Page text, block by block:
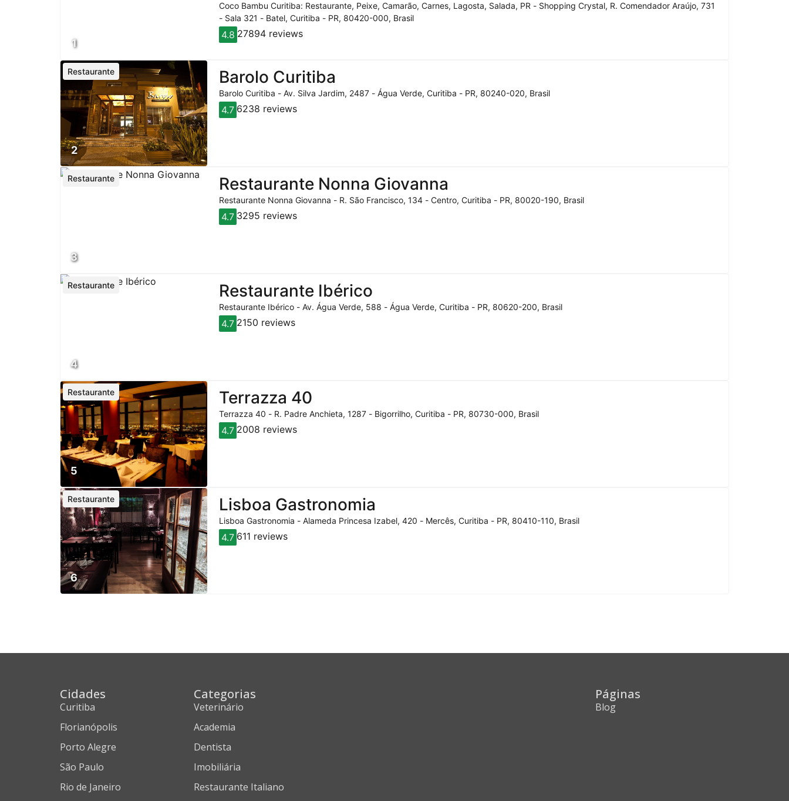
1
Coco Bambu Curitiba: Restaurante, Peixe, Camarão, Carnes, Lagosta, Salada, PR - Shopping Crystal, R. Comendador Araújo, 731
- Sala 321 - Batel, Curitiba - PR, 80420-000, Brasil
4.8 27894 reviews
2
Barolo Curitiba
Restaurante
Barolo Curitiba - Av. Silva Jardim, 2487 - Água Verde, Curitiba - PR, 80240-020, Brasil
4.7 6238 reviews
3
Restaurante Nonna Giovanna
Restaurante
Restaurante Nonna Giovanna - R. São Francisco, 134 - Centro, Curitiba - PR, 80020-190, Brasil
4.7 3295 reviews
4
Restaurante Ibérico
Restaurante
Restaurante Ibérico - Av. Água Verde, 588 - Água Verde, Curitiba - PR, 80620-200, Brasil
4.7 2150 reviews
5
Terrazza 40
Restaurante
Terrazza 40 - R. Padre Anchieta, 1287 - Bigorrilho, Curitiba - PR, 80730-000, Brasil
4.7 2008 reviews
6
Lisboa Gastronomia
Restaurante
Lisboa Gastronomia - Alameda Princesa Izabel, 420 - Mercês, Curitiba - PR, 80410-110, Brasil
4.7 611 reviews
Cidades
Curitiba
Florianópolis
Porto Alegre
São Paulo
Rio de Janeiro
Categorias
Veterinário
Academia
Dentista
Imobiliária
Restaurante Italiano
Páginas
Blog